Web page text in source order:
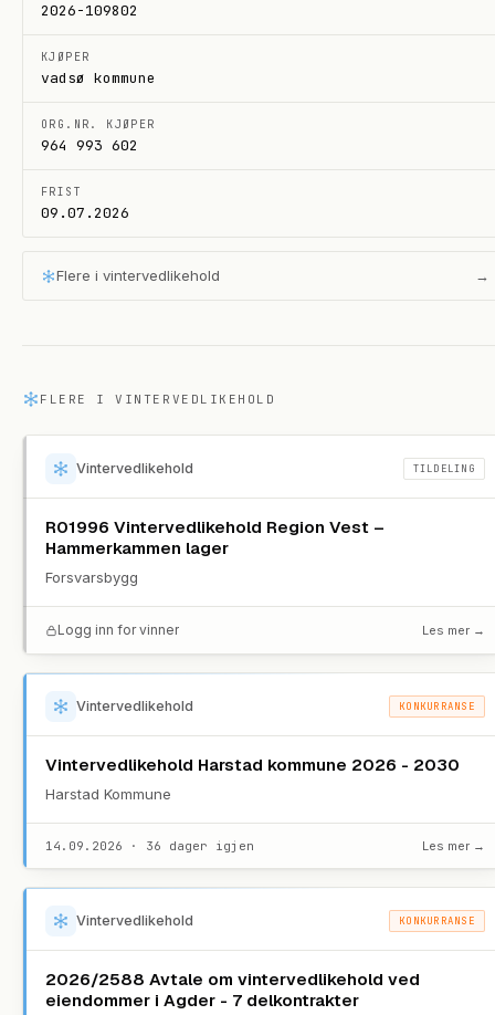
2026-109802
KJØPER
vadsø kommune
ORG.NR. KJØPER
964 993 602
FRIST
09.07.2026
Flere i vintervedlikehold →
FLERE IVINTERVEDLIKEHOLD
Vintervedlikehold TILDELING
R01996 Vintervedlikehold Region Vest –
Hammerkammen lager
Forsvarsbygg
Logg inn for vinner Les mer →
Vintervedlikehold KONKURRANSE
Vintervedlikehold Harstad kommune 2026 - 2030
Harstad Kommune
14.09.2026 · 36 dager igjen Les mer →
Vintervedlikehold KONKURRANSE
2026/2588 Avtale om vintervedlikehold ved
eiendommer i Agder - 7 delkontrakter